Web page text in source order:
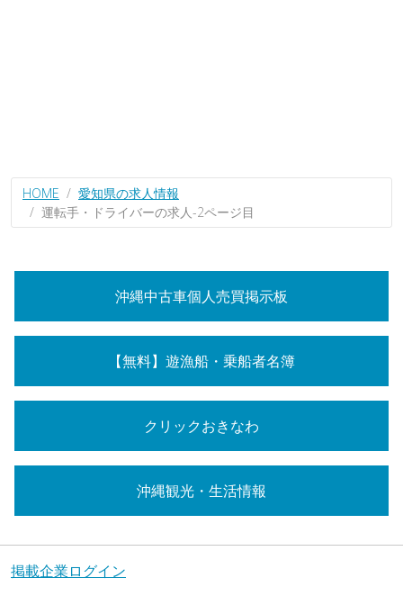
HOME
愛知県の求人情報
運転手・ドライバーの求人-2ページ目
沖縄中古車個人売買掲示板
【無料】遊漁船・乗船者名簿
クリックおきなわ
沖縄観光・生活情報
掲載企業ログイン